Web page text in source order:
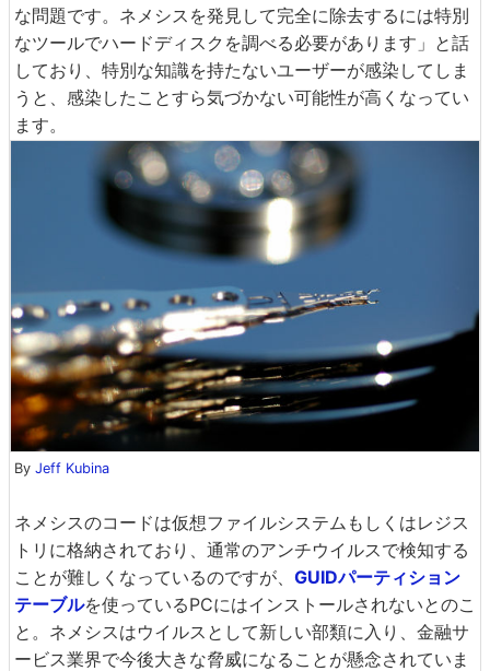
な問題です。ネメシスを発見して完全に除去するには特別
なツールでハードディスクを調べる必要があります」と話
しており、特別な知識を持たないユーザーが感染してしま
うと、感染したことすら気づかない可能性が高くなってい
ます。
By Jeff Kubina
ネメシスのコードは仮想ファイルシステムもしくはレジス
トリに格納されており、通常のアンチウイルスで検知する
ことが難しくなっているのですが、 GUIDパーティション
テーブルを使っているPCにはインストールされないとのこ
と。ネメシスはウイルスとして新しい部類に入り、金融サ
ービス業界で今後大きな脅威になることが懸念されていま